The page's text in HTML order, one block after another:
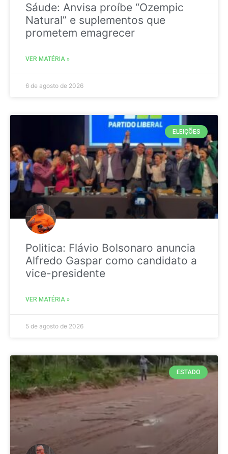
Sáude: Anvisa proíbe “Ozempic
Natural” e suplementos que
prometem emagrecer
VER MATÉRIA »
6 de agosto de 2026
ELEIÇÕES
Politica: Flávio Bolsonaro anuncia
Alfredo Gaspar como candidato a
vice-presidente
VER MATÉRIA »
5 de agosto de 2026
ESTADO